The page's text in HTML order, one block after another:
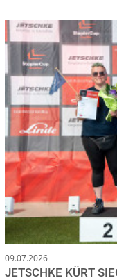
09.07.2026
JETSCHKE KÜRT